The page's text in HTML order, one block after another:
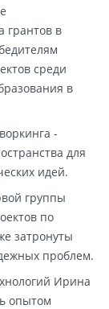
грантов в
среди
в
-
для
идей.
группы
по
затронуты
проблем.
Ирина
опытом